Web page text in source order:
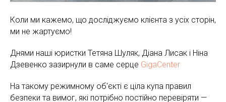
Коли ми кажемо, що досліджуємо клієнта з усіх сторін,
ми не жартуємо!
Днями наші юристки Тетяна Шуляк, Діана Лисак і Ніна
Дзевенко зазирнули в саме серце GigaCenter
На такому режимному об'єкті є ціла купа правил
безпеки та вимог, які потрібно постійно перевіряти —